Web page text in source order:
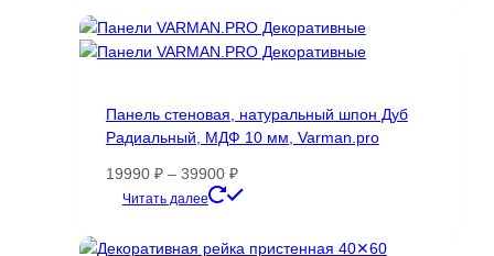
имеет
несколько
можно
выбрать
Панель стеновая, натуральный шпон Дуб
Радиальный, МДФ 10 мм, Varman.pro
19990 ₽ – 39900 ₽Диапазон
цен:
–
Читать далее
имеет